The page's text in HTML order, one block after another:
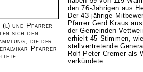
(l) und Pfarrer
sich den
die der
Pfarrer
den 76-Jährigen aus
Der 43-jährige
Pfarrer Gerd Kraus
der Gemeinden
erhielt 45 Stimmen,
stellvertretende
Rolf-Peter Cremer als
verkündete.